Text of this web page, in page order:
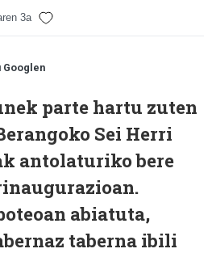
3a
Googlen
parte hartu zuten
Sei Herri
antolaturiko bere
abiatuta,
taberna ibili